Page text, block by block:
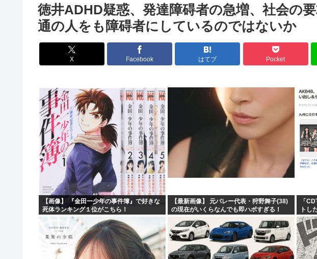
高市早苗「消費税減税の財源は今から考える」
【戦後最長】日本、なんと74ヶ月連続で景気回復していた‥...
【画像】わんぱく日焼け女子中学生さん、発育が良すぎて「女...
【衝撃】ワイ「豆腐、150g×2丁で250円か…高いけど...
例の自殺配信、ウッキウキでXに拡散されまくるwww
【正論】今の20代「タモリっておもしろくないじゃん。笑っ...
【速報】全国の女子高生、お前らに苦言www
【画像あり】女子、整形に成功「この形の鼻が全女子の理想だ...
【衝撃】兵庫県斎藤知事、海外事業所を全て廃止へ「公務員が...
【悲報】上司さんからタコ殴りにされて被害届出したんやけど...
【驚愕】いまだに続いていると聞いてビビる漫画「ながされて...
【悲報】名探偵プリキュアさん、前作から売上を10億円も落...
徳井ADHD疑惑、発達障碍者の急増、社会の
通の人をも障碍者にしているのではないか
X Facebook はてブ Pocket
【画像】 『金田一少年の事件簿』で好きな
死体ランキング１位がこちら！
【最新画像】 元バレー代表・狩野舞子(38)
の現在がいくらなんでも即ハボすぎる！
「
トし
って